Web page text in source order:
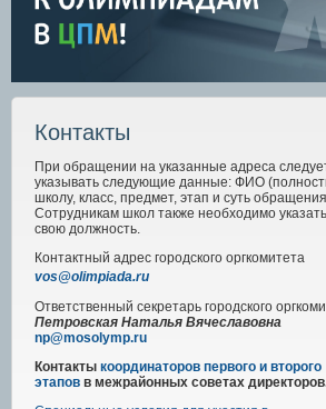
Контакты
При обращении на указанные адреса
указывать следующие данные: ФИО
школу, класс, предмет, этап и суть
Сотрудникам школ также необходимо указать
свою должность.
Контактный адрес городского оргкомитета
vos@olimpiada.ru
Ответственный секретарь городского
Петровская Наталья Вячеславовна
np@mosolymp.ru
Контакты координаторов первого и второго
этапов в межрайонных советах